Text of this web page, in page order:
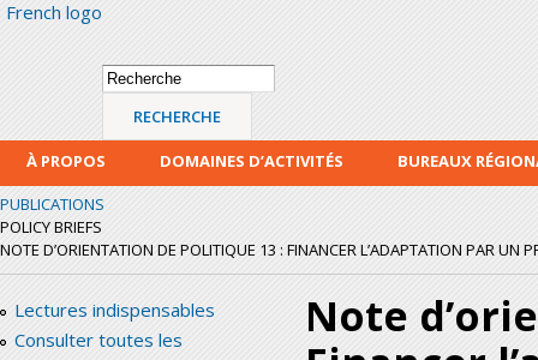
French logo
Formulaire de
recherche
Recherche
À PROPOS DOMAINES D’ACTIVITÉS
BUREAUX
PUBLICATIONS
POLICY BRIEFS
NOTE D’ORIENTATION DE POLITIQUE 13 : FINANCER L’ADAPTATION PAR UN
Lectures indispensables
Consulter toutes les
Note